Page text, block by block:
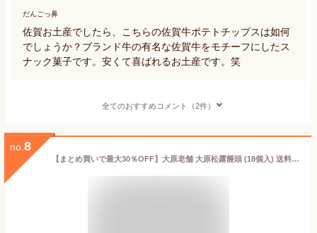
だんごっ鼻
佐賀お土産でしたら、こちらの佐賀牛ポテトチップスは如何
でしょうか？ブランド牛の有名な佐賀牛をモチーフにしたス
ナック菓子です。安くて喜ばれるお土産です。笑
全てのおすすめコメント（2件）
no. 8
【まとめ買いで最大30％OFF】大原老舗 大原松露饅頭 (18個入) 送料無料 1箱18個入り こしあん カステラ生地 手焼き 唐津 佐賀 贈答品 お土産 焼きまんじゅう お饅頭 まんじゅう (北海道・沖縄別途送料) (まとめ買いの場合熨斗不可)